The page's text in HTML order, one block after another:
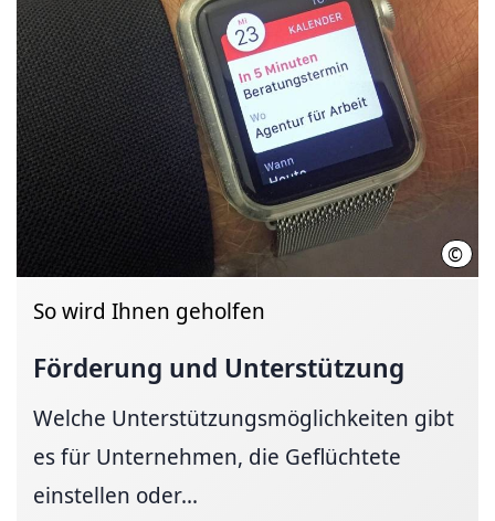
©
So wird Ihnen geholfen
Förderung und Unter­stützung
Welche Unterstützungsmöglichkeiten gibt
es für Unternehmen, die Geflüchtete
einstellen oder...